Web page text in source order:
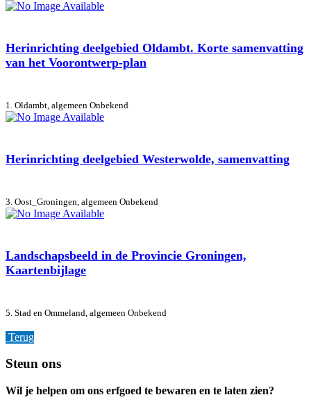
Herinrichting deelgebied Oldambt. Korte samenvatting
van het Voorontwerp-plan
1. Oldambt, algemeen Onbekend
Herinrichting deelgebied Westerwolde, samenvatting
3. Oost_Groningen, algemeen Onbekend
Landschapsbeeld in de Provincie Groningen,
Kaartenbijlage
5. Stad en Ommeland, algemeen Onbekend
Terug
Footer
Steun ons
Wil je helpen om ons erfgoed te bewaren en te laten zien?